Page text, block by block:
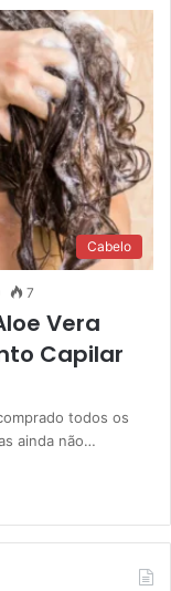
Cabelo
7
Vera
Capilar
todos os
ainda não…